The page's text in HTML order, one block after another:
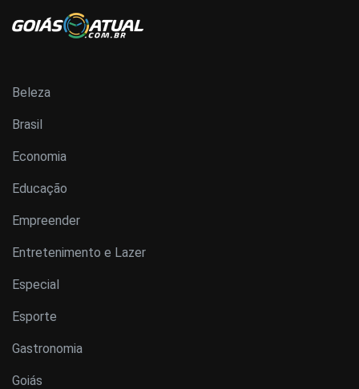
Beleza
Brasil
Economia
Educação
Empreender
Entretenimento e Lazer
Especial
Esporte
Gastronomia
Goiás